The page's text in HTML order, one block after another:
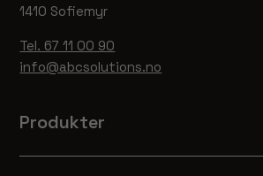
1410 Sofiemyr
Tel. 67 11 00 90
info@abcsolutions.no
Produkter